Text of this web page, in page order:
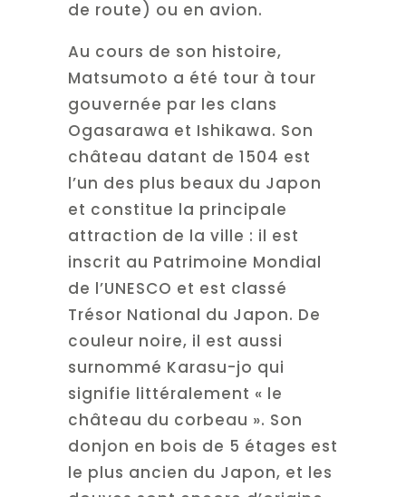
de route) ou en avion.
Au cours de son histoire,
Matsumoto a été tour à tour
gouvernée par les clans
Ogasarawa et Ishikawa. Son
château datant de 1504 est
l’un des plus beaux du Japon
et constitue la principale
attraction de la ville : il est
inscrit au Patrimoine Mondial
de l’UNESCO et est classé
Trésor National du Japon. De
couleur noire, il est aussi
surnommé Karasu-jo qui
signifie littéralement « le
château du corbeau ». Son
donjon en bois de 5 étages est
le plus ancien du Japon, et les